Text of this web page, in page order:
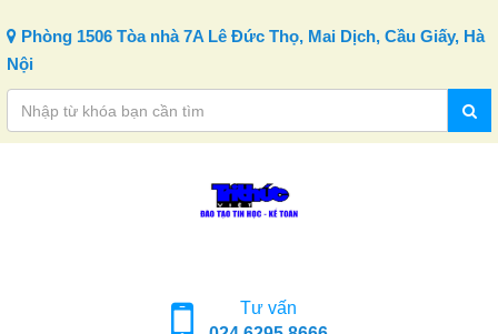
Phòng 1506 Tòa nhà 7A Lê Đức Thọ, Mai Dịch, Cầu Giấy, Hà
Nội
Tư vấn